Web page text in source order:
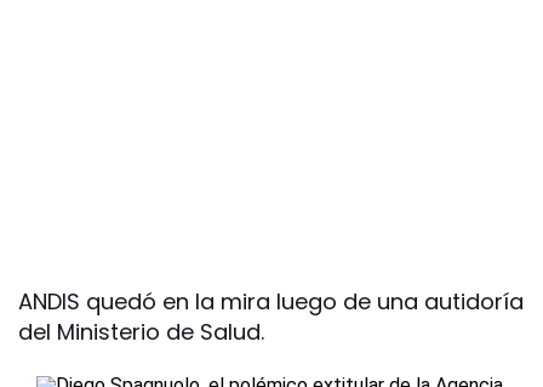
ANDIS quedó en la mira luego de una autidoría
del Ministerio de Salud.